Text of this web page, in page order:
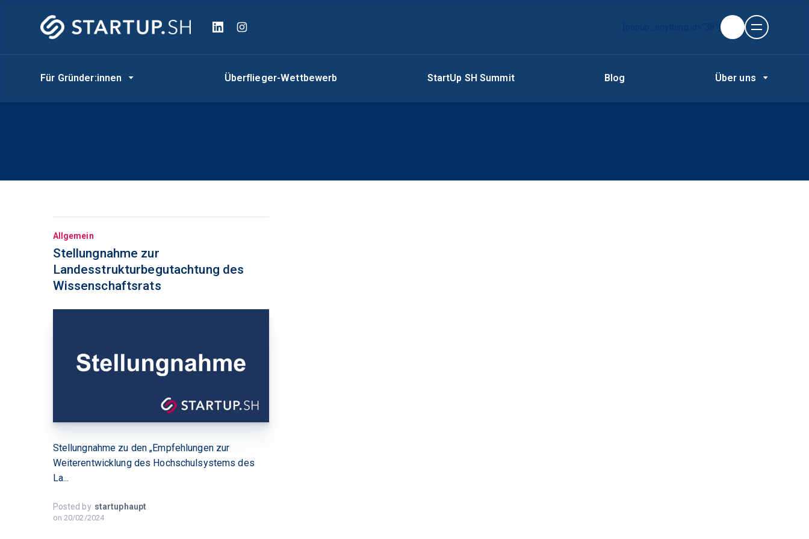
Für Gründer:innen Überflieger-Wettbewerb StartUp SH Summit Blog Über uns
Allgemein
Stellungnahme zur
Landesstrukturbegutachtung des
Wissenschaftsrats
Stellungnahme zu den „Empfehlungen zur
Weiterentwicklung des Hochschulsystems des
La...
Posted by startuphaupt
on 20/02/2024